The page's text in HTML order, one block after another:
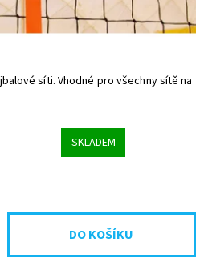
síti. Vhodné pro všechny sítě na
SKLADEM